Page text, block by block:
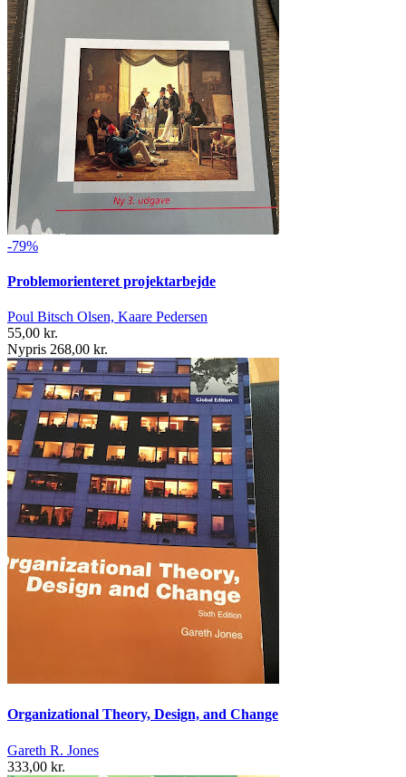
-79%
Problemorienteret projektarbejde
Poul Bitsch Olsen, Kaare Pedersen
55,00 kr.
Nypris 268,00 kr.
Organizational Theory, Design, and Change
Gareth R. Jones
333,00 kr.